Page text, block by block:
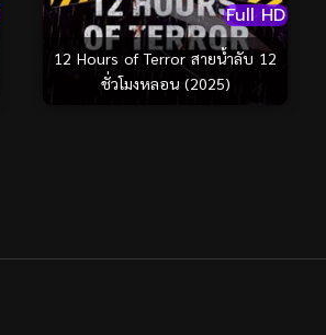
Full HD
12 Hours of Terror สายน้ำลับ 12
ชั่วโมงหลอน (2025)